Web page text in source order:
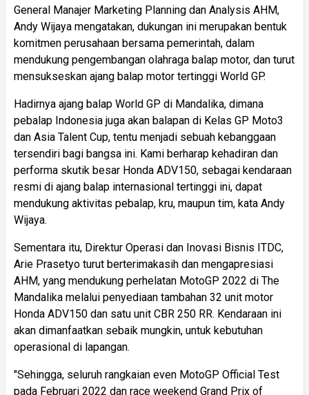
General Manajer Marketing Planning dan Analysis AHM,
Andy Wijaya mengatakan, dukungan ini merupakan bentuk
komitmen perusahaan bersama pemerintah, dalam
mendukung pengembangan olahraga balap motor, dan turut
mensukseskan ajang balap motor tertinggi World GP.
Hadirnya ajang balap World GP di Mandalika, dimana
pebalap Indonesia juga akan balapan di Kelas GP Moto3
dan Asia Talent Cup, tentu menjadi sebuah kebanggaan
tersendiri bagi bangsa ini. Kami berharap kehadiran dan
performa skutik besar Honda ADV150, sebagai kendaraan
resmi di ajang balap internasional tertinggi ini, dapat
mendukung aktivitas pebalap, kru, maupun tim, kata Andy
Wijaya.
Sementara itu, Direktur Operasi dan Inovasi Bisnis ITDC,
Arie Prasetyo turut berterimakasih dan mengapresiasi
AHM, yang mendukung perhelatan MotoGP 2022 di The
Mandalika melalui penyediaan tambahan 32 unit motor
Honda ADV150 dan satu unit CBR 250 RR. Kendaraan ini
akan dimanfaatkan sebaik mungkin, untuk kebutuhan
operasional di lapangan.
"Sehingga, seluruh rangkaian even MotoGP Official Test
pada Februari 2022 dan race weekend Grand Prix of